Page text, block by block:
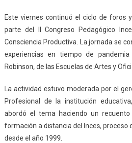
Este viernes continuó el ciclo de foros
parte del II Congreso Pedagógico
Consciencia Productiva. La jornada se
experiencias en tiempo de
Robinson, de las Escuelas de Artes y
La actividad estuvo moderada por el
Profesional de la institución
abordó el tema haciendo un
formación a distancia del Inces, proceso
desde el año 1999.